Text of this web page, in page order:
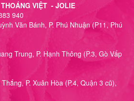
VIỆT - JOLIE
940
Văn Bánh, P. Phú Nhuận (P11, Phú
Trung, P. Hạnh Thông (P.3, Gò Vấp
P. Xuân Hòa (P.4, Quận 3 cũ),